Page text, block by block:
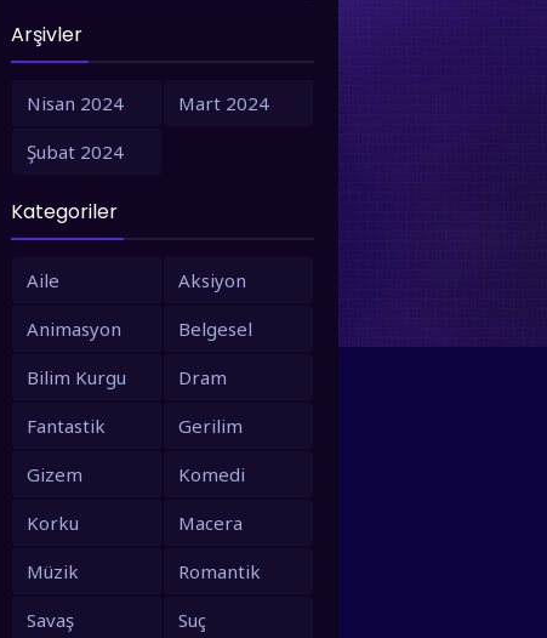
2001
1993
1991
Arşivler
Nisan 2024
Mart 2024
Şubat 2024
Kategoriler
Aile
Aksiyon
Animasyon
Belgesel
Bilim Kurgu
Dram
Fantastik
Gerilim
Gizem
Komedi
Korku
Macera
Müzik
Romantik
Savaş
Suç